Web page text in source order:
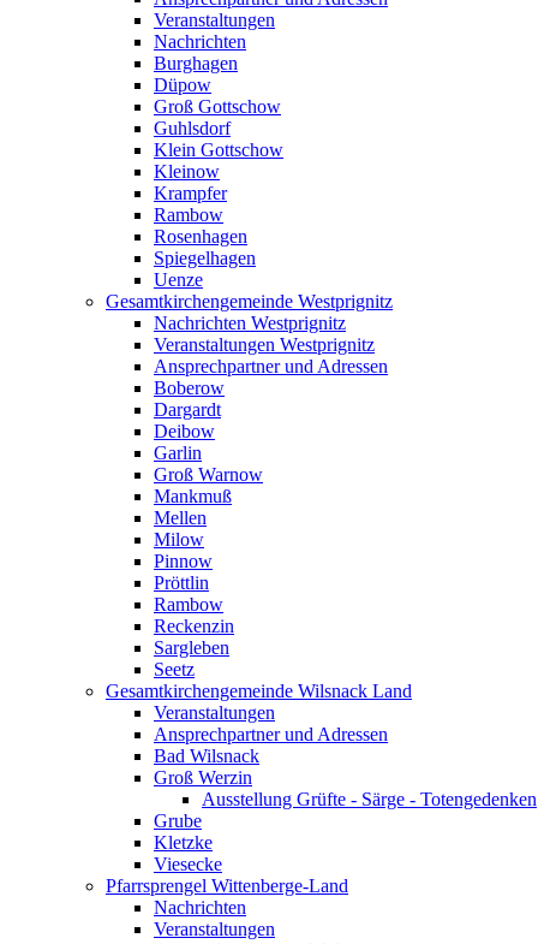
Veranstaltungen
Nachrichten
Burghagen
Düpow
Groß Gottschow
Guhlsdorf
Klein Gottschow
Kleinow
Krampfer
Rambow
Rosenhagen
Spiegelhagen
Uenze
Gesamtkirchengemeinde Westprignitz
Nachrichten Westprignitz
Veranstaltungen Westprignitz
Ansprechpartner und Adressen
Boberow
Dargardt
Deibow
Garlin
Groß Warnow
Mankmuß
Mellen
Milow
Pinnow
Pröttlin
Rambow
Reckenzin
Sargleben
Seetz
Gesamtkirchengemeinde Wilsnack Land
Veranstaltungen
Ansprechpartner und Adressen
Bad Wilsnack
Groß Werzin
Ausstellung Grüfte - Särge - Totengedenken
Grube
Kletzke
Viesecke
Pfarrsprengel Wittenberge-Land
Nachrichten
Veranstaltungen